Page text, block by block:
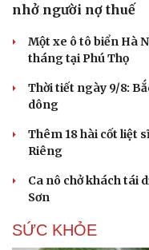
check-in
nhở người nợ thuế
Một xe ô tô biển Hà
tháng tại Phú Thọ
Thời tiết ngày 9/8:
dông
Thêm 18 hài cốt liệt
Riêng
Ca nô chở khách tái
Sơn
SỨC KHỎE